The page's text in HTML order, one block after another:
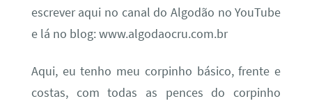
escrever aqui no canal do Algodão no YouTube
e lá no blog: www.algodaocru.com.br
Aqui, eu tenho meu corpinho básico, frente e
costas, com todas as pences do corpinho